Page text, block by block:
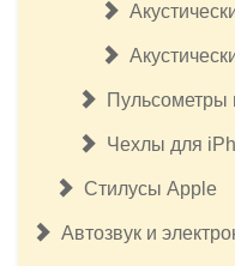
Пульсометры
Чехлы для
Стилусы Apple
Автозвук и